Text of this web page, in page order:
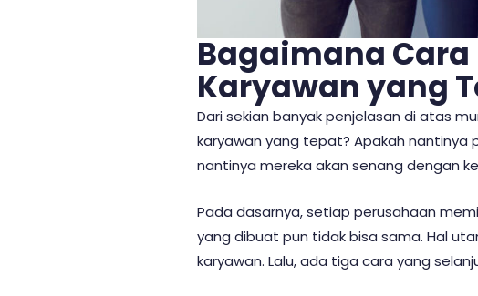
Bagaimana
Karyawan yang
Dari sekian banyak penjelasan di atas
karyawan yang tepat? Apakah nantinya
nantinya mereka akan senang dengan
Pada dasarnya, setiap perusahaan
yang dibuat pun tidak bisa sama. Hal
karyawan. Lalu, ada tiga cara yang